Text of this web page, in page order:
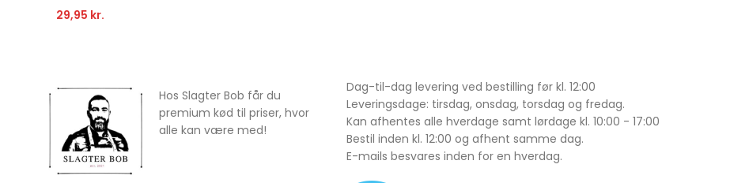
29,95 kr.
Hos Slagter Bob får du
premium kød til priser, hvor
alle kan være med!
Dag-til-dag levering ved bestilling før kl. 12:00
Leveringsdage: tirsdag, onsdag, torsdag og fredag.
Kan afhentes alle hverdage samt lørdage kl. 10:00 - 17:00
Bestil inden kl. 12:00 og afhent samme dag.
E-mails besvares inden for en hverdag.